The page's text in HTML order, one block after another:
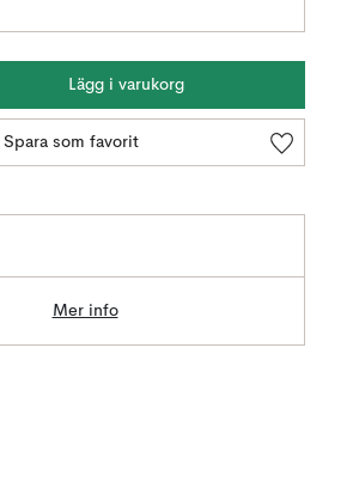
Lägg i varukorg
Spara som favorit
Mer info